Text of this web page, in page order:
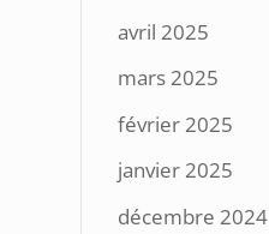
avril 2025
mars 2025
février 2025
janvier 2025
décembre 2024